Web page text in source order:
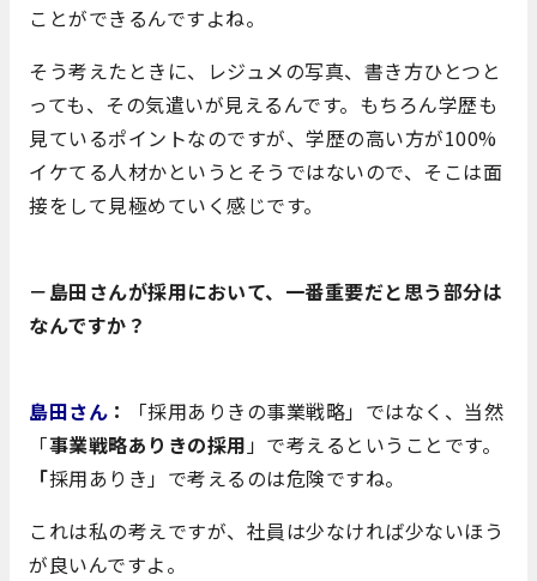
ことができるんですよね。
そう考えたときに、レジュメの写真、書き方ひとつと
っても、その気遣いが見えるんです。もちろん学歴も
見ているポイントなのですが、学歴の高い方が100%
イケてる人材かというとそうではないので、そこは面
接をして見極めていく感じです。
－島田さんが採用において、一番重要だと思う部分は
なんですか？
島田さん ：
「採用ありきの事業戦略」ではなく、当然
「事業戦略ありきの採用 」で考えるということです。
「採用ありき」で考えるのは危険ですね。
これは私の考えですが、社員は少なければ少ないほう
が良いんですよ。